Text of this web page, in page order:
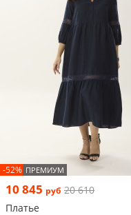
-52% ПРЕМИУМ
10 845 руб 20 610
Платье